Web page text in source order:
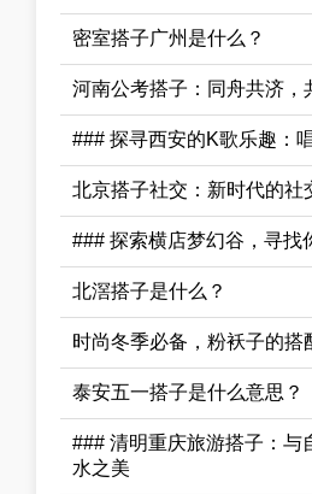
密室搭子广州是什么？
河南公考搭子：同舟共济，
### 探寻西安的K歌乐趣：
北京搭子社交：新时代的社
### 探索横店梦幻谷，寻找
北滘搭子是什么？
时尚冬季必备，粉袄子的搭
泰安五一搭子是什么意思？
### 清明重庆旅游搭子：与
水之美